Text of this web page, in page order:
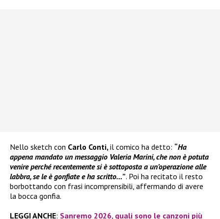
Nello sketch con Carlo Conti, il comico ha detto: “Ha
appena mandato un messaggio Valeria Marini, che non è potuta
venire perché recentemente si è sottoposta a un’operazione alle
labbra, se le è gonfiate e ha scritto…”. Poi ha recitato il resto
borbottando con frasi incomprensibili, affermando di avere
la bocca gonfia.
LEGGI ANCHE: Sanremo 2026, quali sono le canzoni più